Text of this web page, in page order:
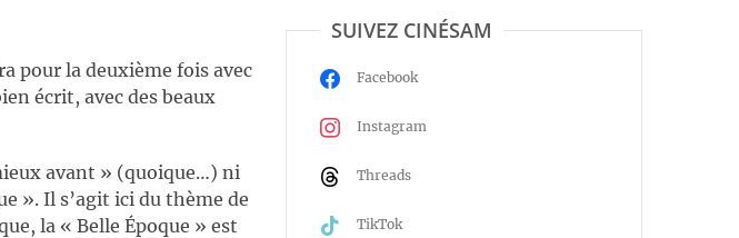
pour la deuxième fois avec
écrit, avec des beaux
avant » (quoique…) ni
». Il s’agit ici du thème de
la « Belle Époque » est
SUIVEZ CINÉSAM
Facebook
Instagram
Threads
TikTok